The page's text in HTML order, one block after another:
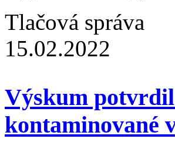
Tlačová správa
15.02.2022
Výskum
kontaminované